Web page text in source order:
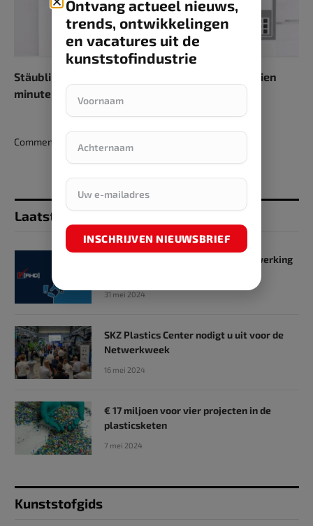
Stäubli SMED-concept maakt matrijswissel in tien
minuten mogelijk
Comments are closed.
Laatst toegevoegd
SKZ en RHD GmbH starten samenwerking
31 mei 2024
SKZ Plastics Center nodigt u uit voor de
Netwerkweek
16 mei 2024
€ 17 miljoen voor vier projecten in de
plasticsketen
7 mei 2024
Kunststofgids
Ontvang actueel nieuws,
trends, ontwikkelingen
en vacatures uit de
kunststofindustrie
INSCHRIJVEN NIEUWSBRIEF